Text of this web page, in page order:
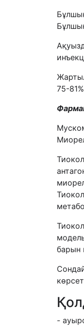
75-
барын
-